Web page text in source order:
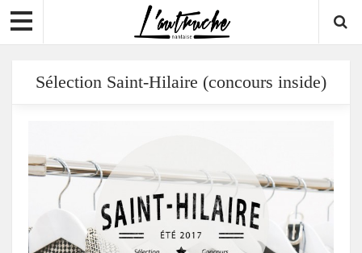
Sélection Saint-Hilaire (concours inside)